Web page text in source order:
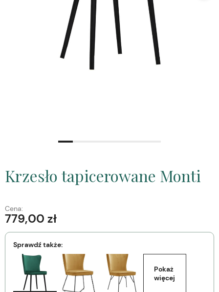
Krzesło tapicerowane Monti
Cena:
779,00 zł
Sprawdź także:
Pokaż
więcej